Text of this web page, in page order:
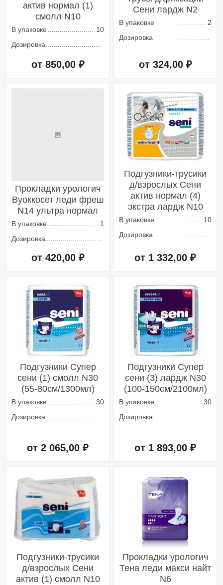
актив нормал (1)
смолл N10
В упаковке
10
Дозировка
от 850,00 ₽
Сени лардж N2
В упаковке
2
Дозировка
от 324,00 ₽
Прокладки урологич
Вуоккосет леди фреш
N14 ультра нормал
В упаковке
1
Дозировка
от 420,00 ₽
Подгузники-трусики
д/взрослых Сени
актив нормал (4)
экстра лардж N10
В упаковке
10
Дозировка
от 1 332,00 ₽
Подгузники Супер
сени (1) смолл N30
(55-80см/1300мл)
В упаковке
30
Дозировка
от 2 065,00 ₽
Подгузники Супер
сени (3) лардж N30
(100-150см/2100мл)
В упаковке
30
Дозировка
от 1 893,00 ₽
Подгузники-трусики
д/взрослых Сени
актив (1) смолл N10
Прокладки урологич
Тена леди макси найт
N6